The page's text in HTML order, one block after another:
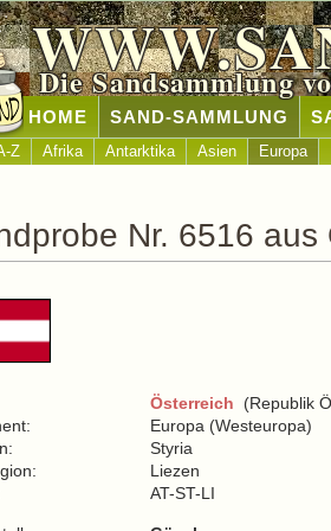
Die Sandsammlung
SAND-SAMMLUNG
Z Afrika Antarktika Asien Europa
Nr. 6516 aus
Österreich (Republik
Europa (Westeuropa)
Styria
Liezen
AT-ST-LI